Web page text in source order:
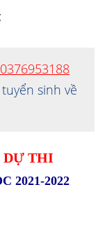
sinh về
DỰ THI
2021-2022